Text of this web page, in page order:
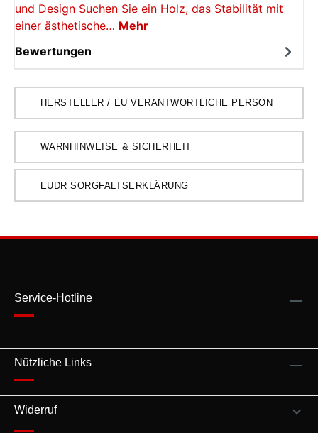
und Design Suchen Sie ein Holz, das Stabilität mit
einer ästhetische… Mehr
Bewertungen
HERSTELLER / EU VERANTWORTLICHE PERSON
WARNHINWEISE & SICHERHEIT
EUDR SORGFALTSERKLÄRUNG
Service-Hotline
Nützliche Links
Widerruf